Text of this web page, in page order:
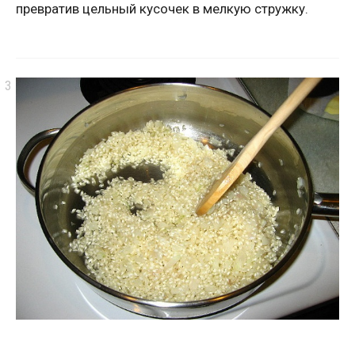
превратив цельный кусочек в мелкую стружку.